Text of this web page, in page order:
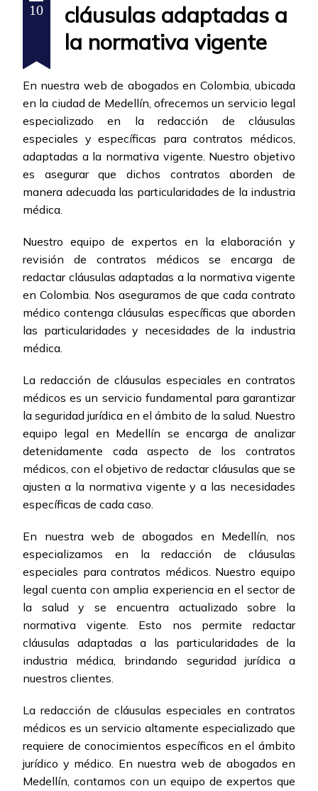
10
cláusulas adaptadas a
la normativa vigente
En nuestra web de abogados en Colombia, ubicada
en la ciudad de Medellín, ofrecemos un servicio legal
especializado en la redacción de cláusulas
especiales y específicas para contratos médicos,
adaptadas a la normativa vigente. Nuestro objetivo
es asegurar que dichos contratos aborden de
manera adecuada las particularidades de la industria
médica.
Nuestro equipo de expertos en la elaboración y
revisión de contratos médicos se encarga de
redactar cláusulas adaptadas a la normativa vigente
en Colombia. Nos aseguramos de que cada contrato
médico contenga cláusulas específicas que aborden
las particularidades y necesidades de la industria
médica.
La redacción de cláusulas especiales en contratos
médicos es un servicio fundamental para garantizar
la seguridad jurídica en el ámbito de la salud. Nuestro
equipo legal en Medellín se encarga de analizar
detenidamente cada aspecto de los contratos
médicos, con el objetivo de redactar cláusulas que se
ajusten a la normativa vigente y a las necesidades
específicas de cada caso.
En nuestra web de abogados en Medellín, nos
especializamos en la redacción de cláusulas
especiales para contratos médicos. Nuestro equipo
legal cuenta con amplia experiencia en el sector de
la salud y se encuentra actualizado sobre la
normativa vigente. Esto nos permite redactar
cláusulas adaptadas a las particularidades de la
industria médica, brindando seguridad jurídica a
nuestros clientes.
La redacción de cláusulas especiales en contratos
médicos es un servicio altamente especializado que
requiere de conocimientos específicos en el ámbito
jurídico y médico. En nuestra web de abogados en
Medellín, contamos con un equipo de expertos que